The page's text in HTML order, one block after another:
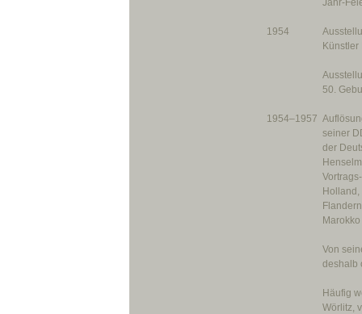
Jahr-
1954
Künstler
50.
1954–1957
seiner
der
Von
deshalb
Häufig
Wörlitz,